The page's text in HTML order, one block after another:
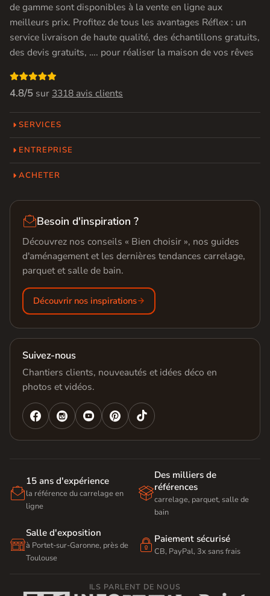
de gamme sont disponibles à la vente en ligne aux
meilleurs prix. Profitez de tous les avantages Réflex : un
service livraison de haute qualité, des échantillons gratuits,
des devis gratuits, …. pour réaliser la maison de vos rêves

4.8/5 sur 3318 avis clients
SERVICES
ENTREPRISE
ACHETER
Besoin d'inspiration ?
Découvrez nos conseils « Bien choisir », nos guides
d'aménagement et les dernières tendances carrelage,
parquet et salle de bain.
Découvrir nos inspirations
Suivez-nous
Chantiers clients, nouveautés et idées déco en
photos et vidéos.
   

15 ans d'expérience
la référence du carrelage en
ligne

Des milliers de
références
carrelage, parquet, salle de
bain

Salle d'exposition
à Portet-sur-Garonne, près de
Toulouse
 Paiement sécurisé
CB, PayPal, 3x sans frais
ILS PARLENT DE NOUS